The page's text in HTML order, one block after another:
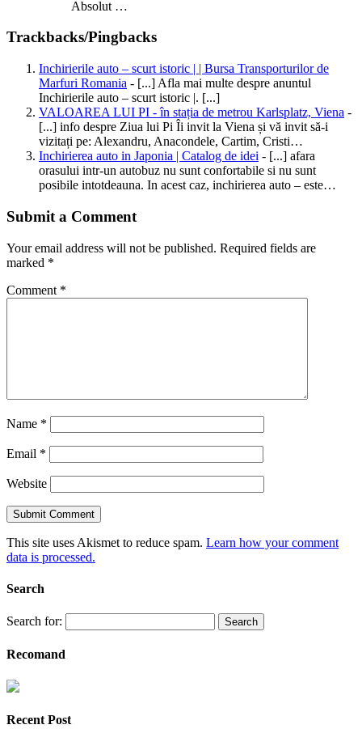
Absolut …
Trackbacks/Pingbacks
Inchirierile auto – scurt istoric | | Bursa Transporturilor de
Marfuri Romania - [...] Afla mai multe despre anuntul
Inchirierile auto – scurt istoric |. [...]
VALOAREA LUI PI - în stația de metrou Karlsplatz, Viena -
[...] info despre Ziua lui Pi Îi invit la Viena și vă invit să-i
vizitați pe: Alexandru, Anacondele, Cartim, Cristi…
Inchirierea auto in Japonia | Catalog de idei - [...] afara
orasului intr-un autobuz nu sunt confortabile si nu sunt
posibile intotdeauna. In acest caz, inchirierea auto – este…
Submit a Comment
Your email address will not be published. Required fields are
marked *
Comment *
Name *
Email *
Website
This site uses Akismet to reduce spam. Learn how your comment
data is processed.
Search
Search for:
Recomand
Recent Post